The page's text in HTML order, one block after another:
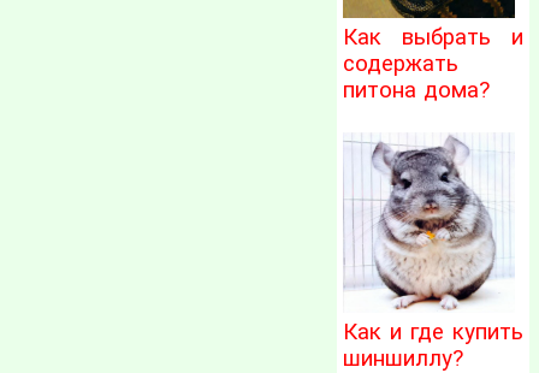
Как выбрать и
содержать
питона дома?
Как и где купить
шиншиллу?